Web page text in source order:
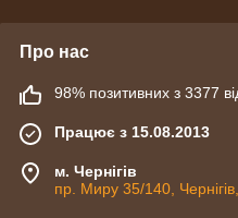
Про нас
98% позитивних з 3377
Працює з 15.08.2013
м. Чернігів
пр. Миру 35/140,